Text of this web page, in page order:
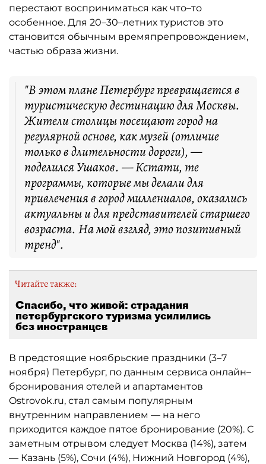
перестают восприниматься как что–то
особенное. Для 20–30–летних туристов это
становится обычным времяпрепровождением,
частью образа жизни.
"В этом плане Петербург превращается в
туристическую дестинацию для Москвы.
Жители столицы посещают город на
регулярной основе, как музей (отличие
только в длительности дороги), —
поделился Ушаков. — Кстати, те
программы, которые мы делали для
привлечения в город миллениалов, оказались
актуальны и для представителей старшего
возраста. На мой взгляд, это позитивный
тренд".
Читайте также:
Спасибо, что живой: страдания
петербургского туризма усилились
без иностранцев
В предстоящие ноябрьские праздники (3–7
ноября) Петербург, по данным сервиса онлайн–
бронирования отелей и апартаментов
Ostrovok.ru, стал самым популярным
внутренним направлением — на него
приходится каждое пятое бронирование (20%). С
заметным отрывом следует Москва (14%), затем
— Казань (5%), Сочи (4%), Нижний Новгород (4%),